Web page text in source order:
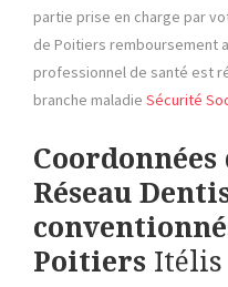
partie prise en charge par
de Poitiers remboursement
professionnel de santé est
branche maladie Sécurité
Réseau
Poitiers Itélis